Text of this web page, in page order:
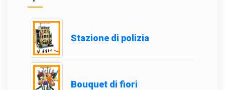
Stazione di polizia
Bouquet di fiori